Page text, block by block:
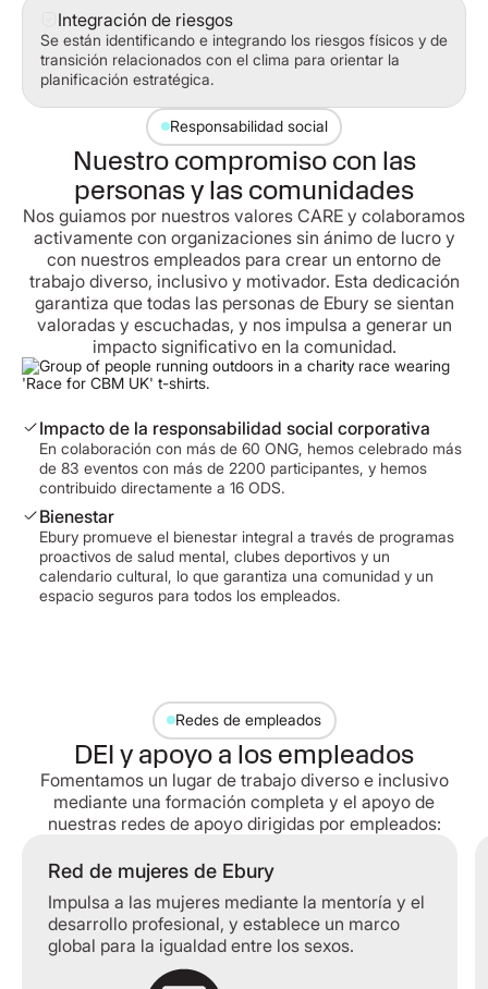
Integración de riesgos
Se están identificando e integrando los riesgos físicos y de
transición relacionados con el clima para orientar la
planificación estratégica.
Responsabilidad social
Nuestro compromiso con las
personas y las comunidades
Nos guiamos por nuestros valores CARE y colaboramos
activamente con organizaciones sin ánimo de lucro y
con nuestros empleados para crear un entorno de
trabajo diverso, inclusivo y motivador. Esta dedicación
garantiza que todas las personas de Ebury se sientan
valoradas y escuchadas, y nos impulsa a generar un
impacto significativo en la comunidad.
Impacto de la responsabilidad social corporativa
En colaboración con más de 60 ONG, hemos celebrado más
de 83 eventos con más de 2200 participantes, y hemos
contribuido directamente a 16 ODS.
Bienestar
Ebury promueve el bienestar integral a través de programas
proactivos de salud mental, clubes deportivos y un
calendario cultural, lo que garantiza una comunidad y un
espacio seguros para todos los empleados.
Redes de empleados
DEI y apoyo a los empleados
Fomentamos un lugar de trabajo diverso e inclusivo
mediante una formación completa y el apoyo de
nuestras redes de apoyo dirigidas por empleados:
Red de mujeres de Ebury
Impulsa a las mujeres mediante la mentoría y el
desarrollo profesional, y establece un marco
global para la igualdad entre los sexos.